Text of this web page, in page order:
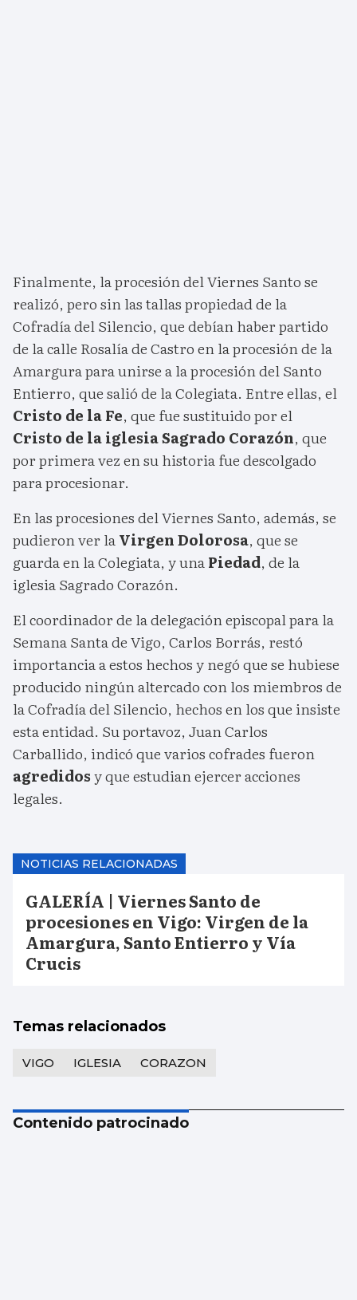
Finalmente, la procesión del Viernes Santo se
realizó, pero sin las tallas propiedad de la
Cofradía del Silencio, que debían haber partido
de la calle Rosalía de Castro en la procesión de la
Amargura para unirse a la procesión del Santo
Entierro, que salió de la Colegiata. Entre ellas, el
Cristo de la Fe, que fue sustituido por el
Cristo de la iglesia Sagrado Corazón, que
por primera vez en su historia fue descolgado
para procesionar.
En las procesiones del Viernes Santo, además, se
pudieron ver laVirgen Dolorosa, que se
guarda en la Colegiata, y unaPiedad, de la
iglesia Sagrado Corazón.
El coordinador de la delegación episcopal para la
Semana Santa de Vigo, Carlos Borrás, restó
importancia a estos hechos y negó que se hubiese
producido ningún altercado con los miembros de
la Cofradía del Silencio, hechos en los que insiste
esta entidad. Su portavoz, Juan Carlos
Carballido, indicó que varios cofrades fueron
agredidosy que estudian ejercer acciones
legales.
NOTICIAS RELACIONADAS
GALERÍA | Viernes Santo de
procesiones en Vigo: Virgen de la
Amargura, Santo Entierro y Vía
Crucis
Temas relacionados
VIGO IGLESIA CORAZON
Contenido patrocinado